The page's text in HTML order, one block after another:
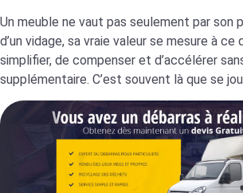
Un meuble ne vaut pas seulement par son
d’un vidage, sa vraie valeur se mesure à ce
simplifier, de compenser et d’accélérer
supplémentaire. C’est souvent là que se